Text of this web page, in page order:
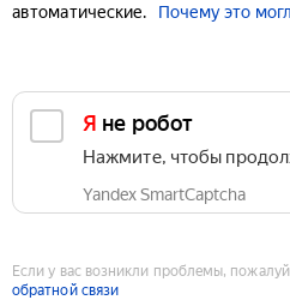
автоматические.
Почему это
Я не робот
Нажмите, чтобы
Yandex SmartCaptcha
Если у вас возникли проблемы,
обратной связи